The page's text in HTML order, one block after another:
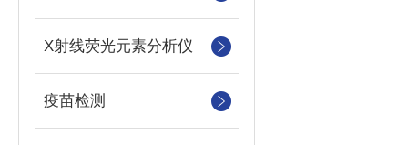
X射线荧光元素分析仪
疫苗检测